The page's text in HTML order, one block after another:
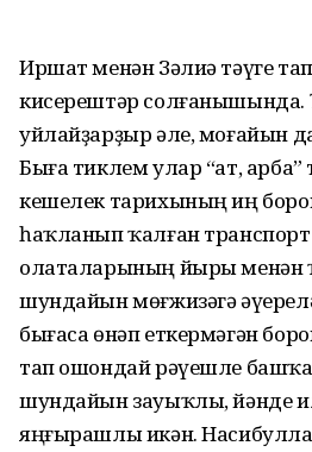
Иршат менән Зәлиә тәүге
кисерештәр солғанышында.
уйлайҙарҙыр әле, моғайын
Быға тиклем улар “ат, арба”
кешелек тарихының иң
һаҡланып ҡалған
олаталарының йыры менән
шундайын мөғжизәгә
бығаса өнәп еткермәгән
тап ошондай рәүешле
шундайын зауыҡлы, йәнде
яңғырашлы икән.